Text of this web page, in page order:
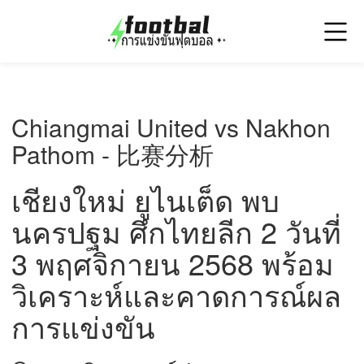
Chiangmai United vs Nakhon
Pathom - 比赛分析
เชียงใหม่ ยูไนเต็ด พบ
นครปฐม ศึกไทยลีก 2 วันที่
3 พฤศจิกายน 2568 พร้อม
วิเคราะห์และคาดการณ์ผล
การแข่งขัน